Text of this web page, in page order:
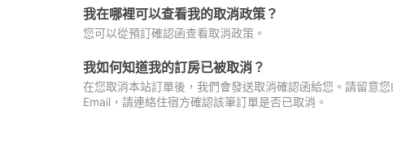
我在哪裡可以查看我的取消政策？
您可以從預訂確認函查看取消政策。
我如何知道我的訂房已被取消？
在您取消本站訂單後，我們會發送取消確認函給您。請留意
Email，請連絡住宿方確認該筆訂單是否已取消。